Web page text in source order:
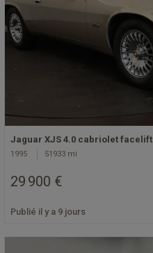
Jaguar XJS 4.0 cabriolet facelift
1995 51933 mi
29 900 €
Publié il y a 9 jours